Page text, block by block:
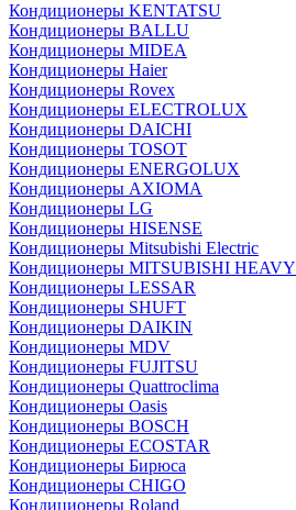
Кондиционеры KENTATSU
Кондиционеры BALLU
Кондиционеры MIDEA
Кондиционеры Haier
Кондиционеры Rovex
Кондиционеры ELECTROLUX
Кондиционеры DAICHI
Кондиционеры TOSOT
Кондиционеры ENERGOLUX
Кондиционеры AXIOMA
Кондиционеры LG
Кондиционеры HISENSE
Кондиционеры Mitsubishi Electric
Кондиционеры MITSUBISHI HEAVY
Кондиционеры LESSAR
Кондиционеры SHUFT
Кондиционеры DAIKIN
Кондиционеры MDV
Кондиционеры FUJITSU
Кондиционеры Quattroclima
Кондиционеры Oasis
Кондиционеры BOSCH
Кондиционеры ECOSTAR
Кондиционеры Бирюса
Кондиционеры CHIGO
Кондиционеры Roland